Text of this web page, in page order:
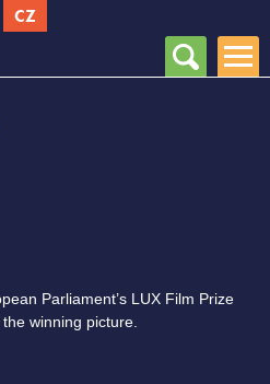
CZ
Hlavní menu
Vyhledávání
Parliament’s LUX Film Prize
winning picture.